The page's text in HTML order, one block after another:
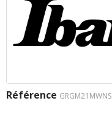
Référence GRGM21MWNS